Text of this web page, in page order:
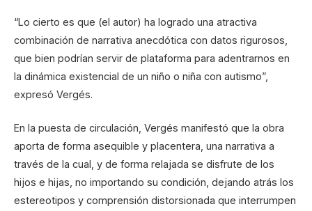
“Lo cierto es que (el autor) ha logrado una atractiva
combinación de narrativa anecdótica con datos rigurosos,
que bien podrían servir de plataforma para adentrarnos en
la dinámica existencial de un niño o niña con autismo”,
expresó Vergés.
En la puesta de circulación, Vergés manifestó que la obra
aporta de forma asequible y placentera, una narrativa a
través de la cual, y de forma relajada se disfrute de los
hijos e hijas, no importando su condición, dejando atrás los
estereotipos y comprensión distorsionada que interrumpen